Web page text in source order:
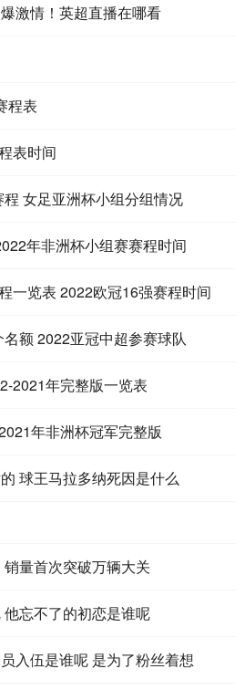
激情！英超直播在哪看
程表
表时间
女足亚洲杯小组分组情况
年非洲杯小组赛赛程时间
一览表 2022欧冠16强赛程时间
额 2022亚冠中超参赛球队
2021年完整版一览表
年非洲杯冠军完整版
球王马拉多纳死因是什么
量首次突破万辆大关
忘不了的初恋是谁呢
入伍是谁呢 是为了粉丝着想